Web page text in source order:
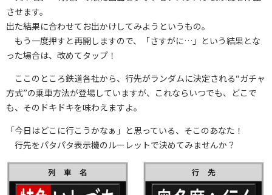
させます。
出た結果に合わせてお出かけしてみようというもの。
もう一度押すと再開しますので、「さすがに…」という結果とな
った場合は、改めてタップ！
ここのところ鉄道各社から、行先がランダムに決定される“ガチャ
方式”の乗車方法が登場していますが、これならいつでも、どこで
も、そのドキドキを味わえますよ。
「今日はどこに行こうかなぁ」と思っている、そこのあなた！
行先をパタパタ表示機のルーレットで決めてみませんか？